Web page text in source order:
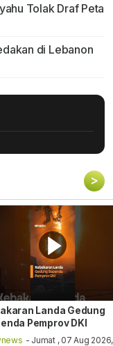
Tolak Draf Peta
di Lebanon
>
Landa Gedung
Pemprov DKI
- Jumat , 07 Aug 2026,